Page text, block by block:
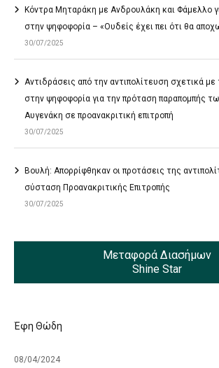
Κόντρα Μηταράκη με Ανδρουλάκη και Φάμελλο
στην ψηφοφορία – «Ουδείς έχει πει ότι θα
30/07/2025
Αντιδράσεις από την αντιπολίτευση σχετικά
στην ψηφοφορία για την πρόταση παραπομπής
Αυγενάκη σε προανακριτική επιτροπή
30/07/2025
Βουλή: Απορρίφθηκαν οι προτάσεις της
σύσταση Προανακριτικής Επιτροπής
30/07/2025
Μεταφορά Διασήμων
Shine Star
Έφη Θώδη
08/04/2024